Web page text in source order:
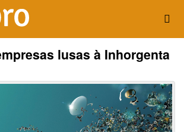
lusas à Inhorgenta